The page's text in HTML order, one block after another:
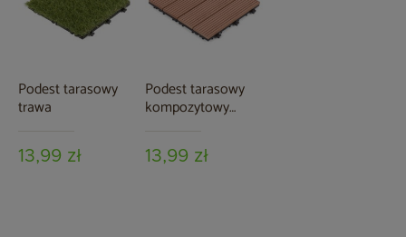
Podest tarasowy
trawa
13,99 zł
Podest tarasowy
kompozytowy
13,99 zł